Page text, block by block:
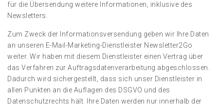
für die Übersendung weitere Informationen, inklusive des
Newsletters.
Zum Zweck der Informationsversendung geben wir Ihre Daten
an unseren E-Mail-Marketing-Dienstleister Newsletter2Go
weiter. Wir haben mit diesem Dienstleister einen Vertrag über
das Verfahren zur Auftragsdatenverarbeitung abgeschlossen.
Dadurch wird sichergestellt, dass sich unser Dienstleister in
allen Punkten an die Auflagen des DSGVO und des
Datenschutzrechts hält. Ihre Daten werden nur innerhalb der